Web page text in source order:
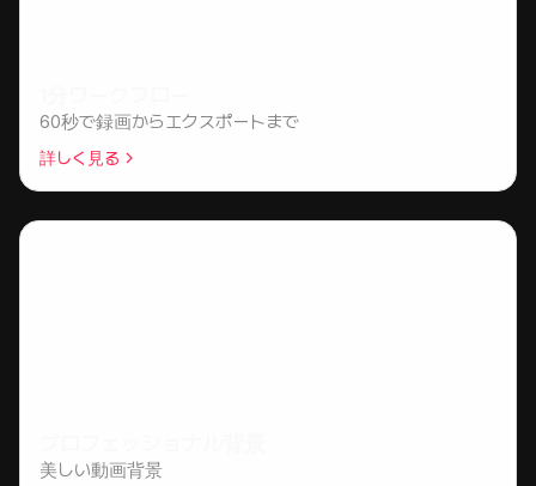
60秒で録画からエクスポートまで
詳しく見る
美しい動画背景